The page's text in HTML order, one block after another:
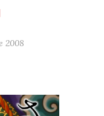
2008